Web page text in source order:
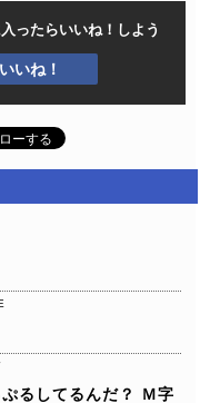
ったらいいね！しよう
いいね！
るしてるんだ？ Ｍ字